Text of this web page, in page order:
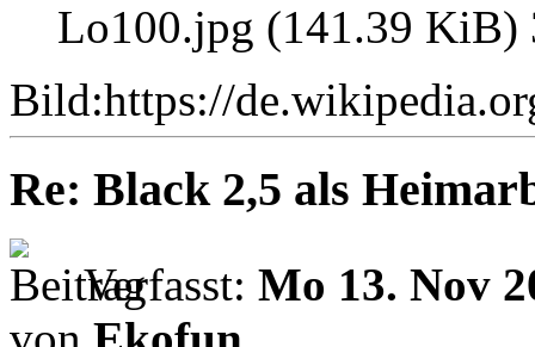
Lo100.jpg (141.39 KiB)
Bild:https://
Re: Black 2,5 als
Verfasst: Mo 13. Nov